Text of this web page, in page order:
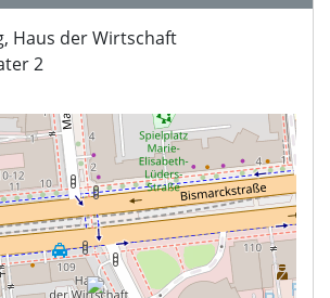
Haus der Wirtschaft
2